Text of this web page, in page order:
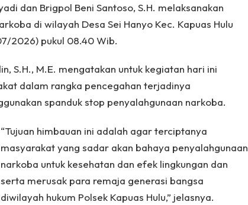
dan Brigpol Beni Santoso, S.H. melaksanakan
di wilayah Desa Sei Hanyo Kec. Kapuas Hulu
2026) pukul 08.40 Wib.
S.H., M.E. mengatakan untuk kegiatan hari ini
dalam rangka pencegahan terjadinya
spanduk stop penyalahgunaan narkoba.
“Tujuan himbauan ini adalah agar terciptanya
masyarakat yang sadar akan bahaya penyalahgunaan
narkoba untuk kesehatan dan efek lingkungan dan
serta merusak para remaja generasi bangsa
diwilayah hukum Polsek Kapuas Hulu,” jelasnya.